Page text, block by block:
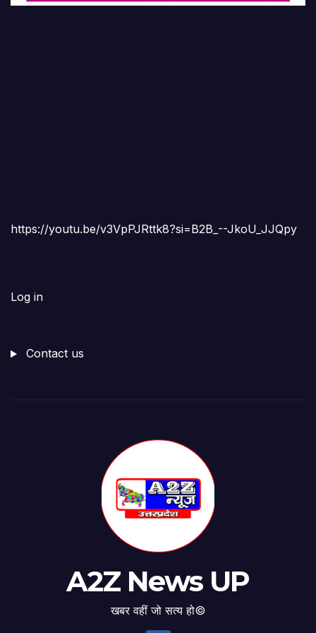
https://youtu.be/v3VpPJRttk8?si=B2B_--JkoU_JJQpy
Log in
Contact us
A2Z News UP
खबर वहीं जो सत्य हो©